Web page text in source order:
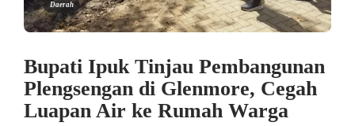
Daerah
Bupati Ipuk Tinjau Pembangunan
Plengsengan di Glenmore, Cegah
Luapan Air ke Rumah Warga